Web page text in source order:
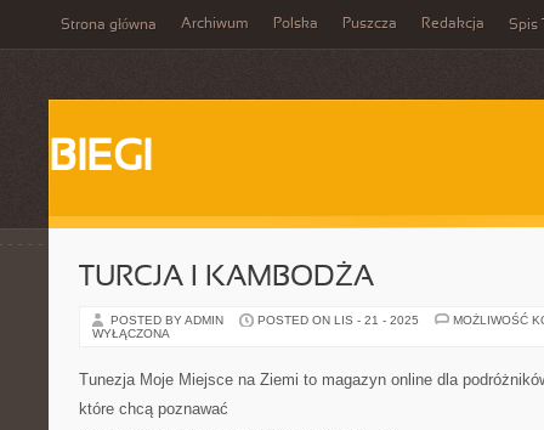
Strona główna Archiwum Polska Puszcza Redakcja Spis
BIEGI
TURCJA I KAMBODŻA
POSTED BY ADMIN POSTED ON LIS - 21 - 2025
MOŻLIWOŚĆ
WYŁĄCZONA
Tunezja Moje Miejsce na Ziemi to magazyn online dla
które chcą poznawać